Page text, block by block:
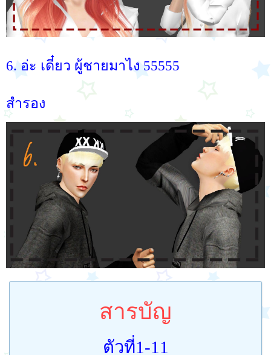
6. อ่ะ เดี๋ยว ผู้ชายมาไง 55555
สำรอง
สารบัญ
ตัวที่1-11